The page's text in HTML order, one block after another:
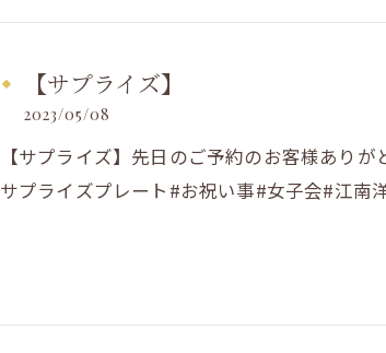
【サプライズ】
2023/05/08
【サプライズ】先日のご予約のお客様あり
サプライズプレート#お祝い事#女子会#江南